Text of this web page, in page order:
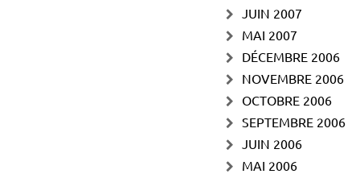
JUIN 2007
MAI 2007
DÉCEMBRE 2006
NOVEMBRE 2006
OCTOBRE 2006
SEPTEMBRE 2006
JUIN 2006
MAI 2006